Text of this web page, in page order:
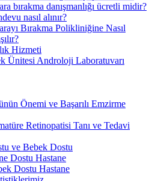
bırakma danışmanlığı ücretli midir?
nasıl alınır?
Bırakma Polikliniğine Nasıl
Hizmeti
Ünitesi Androloji Laboratuvarı
Önemi ve Başarılı Emzirme
Retinopatisi Tanı ve Tedavi
ve Bebek Dostu
Dostu Hastane
Dostu Hastane